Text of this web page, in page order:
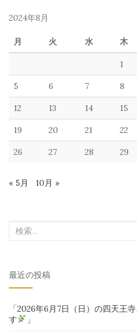
2024年8月
月 火 水 木
1
5 6 7 8
12 13 14 15
19 20 21 22
26 27 28 29
« 5月 10月 »
検
象:
最近の投稿
「2026年6月7日（日）の四天王
す
」